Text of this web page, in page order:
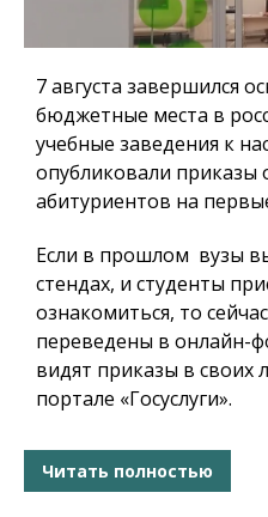
7 августа завершился
бюджетные места в
учебные заведения к
опубликовали приказы
абитуриентов на
Если в прошлом вузы
стендах, и студенты
ознакомиться, то
переведены в онлайн-
видят приказы в своих
портале «Госуслуги».
Читать полностью